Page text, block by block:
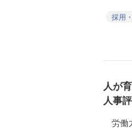
採用
人が
人事
労働